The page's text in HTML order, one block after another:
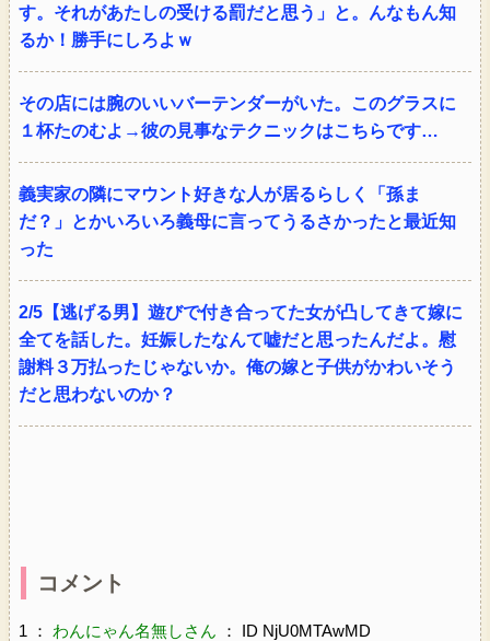
す。それがあたしの受ける罰だと思う」と。んなもん知
るか！勝手にしろよｗ
その店には腕のいいバーテンダーがいた。このグラスに
１杯たのむよ→彼の見事なテクニックはこちらです…
義実家の隣にマウント好きな人が居るらしく「孫ま
だ？」とかいろいろ義母に言ってうるさかったと最近知
った
2/5【逃げる男】遊びで付き合ってた女が凸してきて嫁に
全てを話した。妊娠したなんて嘘だと思ったんだよ。慰
謝料３万払ったじゃないか。俺の嫁と子供がかわいそう
だと思わないのか？
コメント
1 ： わんにゃん名無しさん ： ID NjU0MTAwMD